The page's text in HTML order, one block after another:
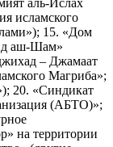
аль-Ислах
исламского
15. «Дом
аш-Шам»
– Джамаат
Магриба»;
20. «Синдикат
(АБТО)»;
на территории